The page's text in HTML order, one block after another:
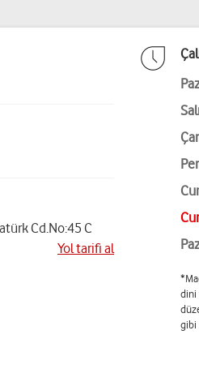
Cd.No:45 C
Yol tarifi al
dini
gibi